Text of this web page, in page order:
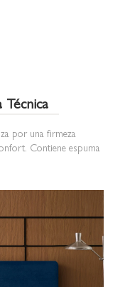
por una firmeza
Contiene espuma
Técnica